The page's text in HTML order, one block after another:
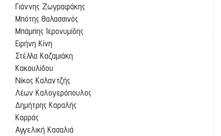
Γιάννης Ζωγραφάκης
Μπότης Θαλασσινός
Μπάμπης Ιερονυμίδης
Ειρήνη Κίνη
Στέλλα Καζαμιάκη
Κακουλίδου
Νίκος Καλαντζής
Λέων Καλογερόπουλος
Δημήτρης Καραλής
Καρράς
Αγγελική Κασαλιά